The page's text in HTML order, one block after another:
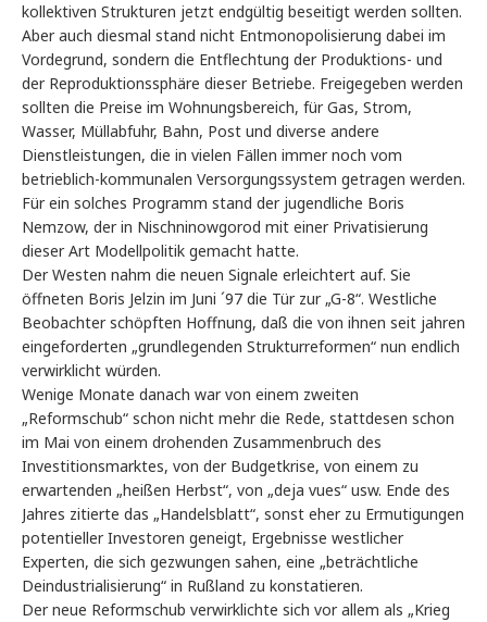
kollektiven Strukturen jetzt endgültig beseitigt werden sollten.
Aber auch diesmal stand nicht Entmonopolisierung dabei im
Vordegrund, sondern die Entflechtung der Produktions- und
der Reproduktionssphäre dieser Betriebe. Freigegeben werden
sollten die Preise im Wohnungsbereich, für Gas, Strom,
Wasser, Müllabfuhr, Bahn, Post und diverse andere
Dienstleistungen, die in vielen Fällen immer noch vom
betrieblich-kommunalen Versorgungssystem getragen werden.
Für ein solches Programm stand der jugendliche Boris
Nemzow, der in Nischninowgorod mit einer Privatisierung
dieser Art Modellpolitik gemacht hatte.
Der Westen nahm die neuen Signale erleichtert auf. Sie
öffneten Boris Jelzin im Juni ´97 die Tür zur „G-8“. Westliche
Beobachter schöpften Hoffnung, daß die von ihnen seit jahren
eingeforderten „grundlegenden Strukturreformen“ nun endlich
verwirklicht würden.
Wenige Monate danach war von einem zweiten
„Reformschub“ schon nicht mehr die Rede, stattdesen schon
im Mai von einem drohenden Zusammenbruch des
Investitionsmarktes, von der Budgetkrise, von einem zu
erwartenden „heißen Herbst“, von „deja vues“ usw. Ende des
Jahres zitierte das „Handelsblatt“, sonst eher zu Ermutigungen
potentieller Investoren geneigt, Ergebnisse westlicher
Experten, die sich gezwungen sahen, eine „beträchtliche
Deindustrialisierung“ in Rußland zu konstatieren.
Der neue Reformschub verwirklichte sich vor allem als „Krieg